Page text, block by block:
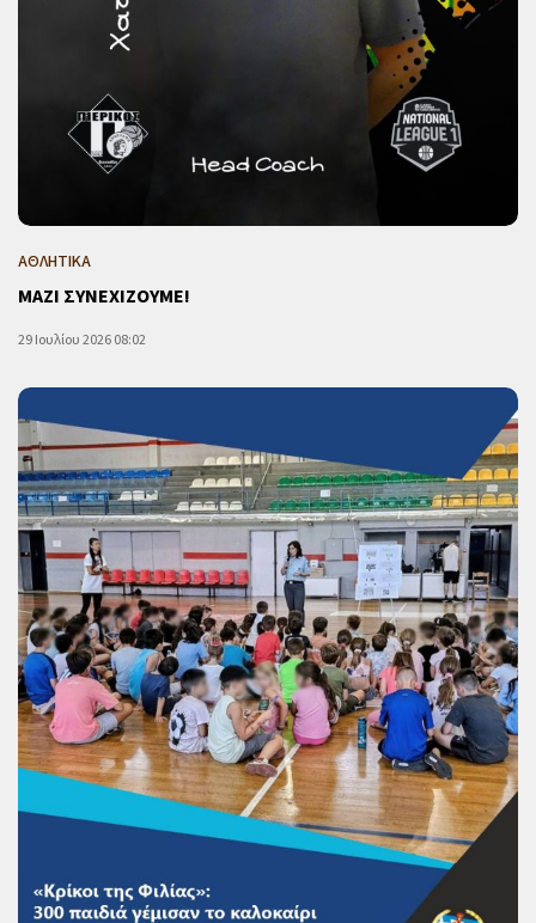
ΑΘΛΗΤΙΚΑ
ΜΑΖΙ ΣΥΝΕΧΙΖΟΥΜΕ!
29 Ιουλίου 2026 08:02